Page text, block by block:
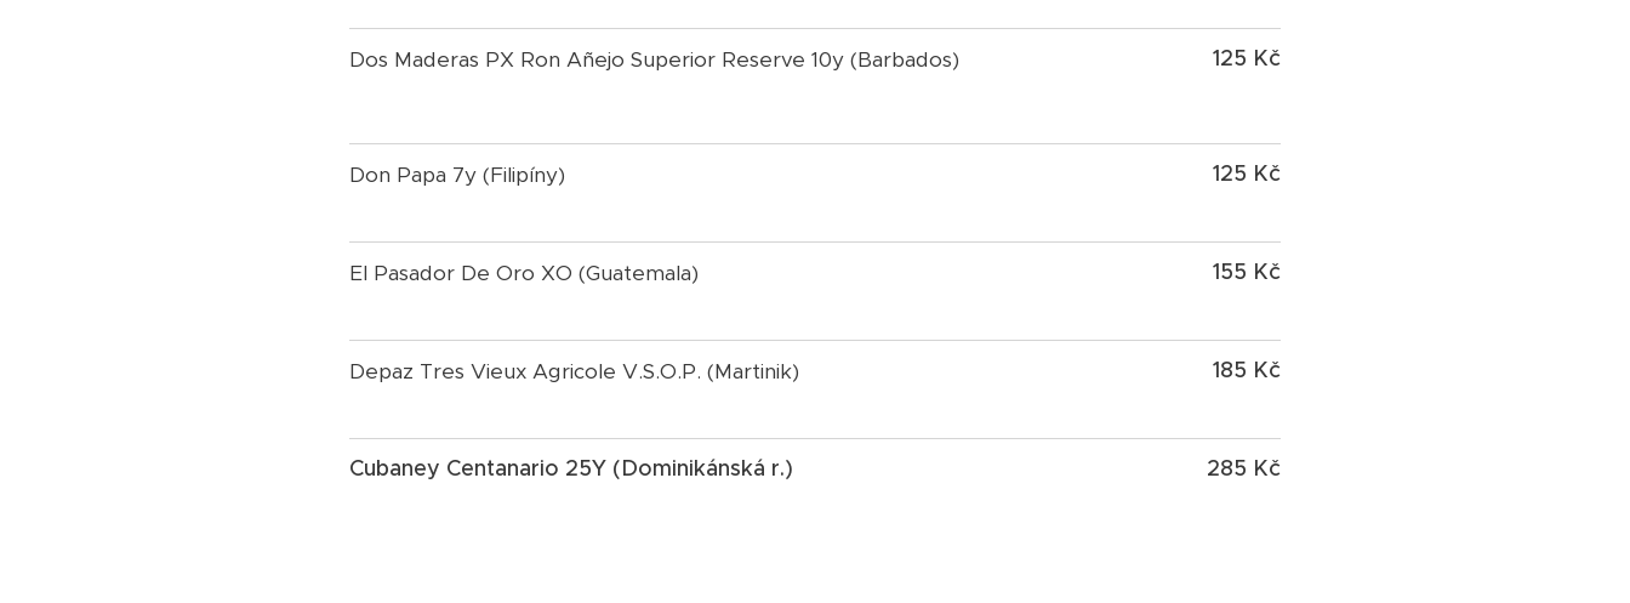
Dos Maderas PX Ron Añejo Superior Reserve 10y (Barbados) 125 Kč
Don Papa 7y (Filipíny) 125 Kč
El Pasador De Oro XO (Guatemala) 155 Kč
Depaz Tres Vieux Agricole V.S.O.P. (Martinik) 185 Kč
Cubaney Centanario 25Y (Dominikánská r.) 285 Kč